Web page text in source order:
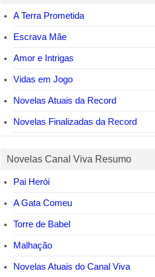
A Terra Prometida
Escrava Mãe
Amor e Intrigas
Vidas em Jogo
Novelas Atuais da Record
Novelas Finalizadas da Record
Novelas Canal Viva Resumo
Pai Herói
A Gata Comeu
Torre de Babel
Malhação
Novelas Atuais do Canal Viva